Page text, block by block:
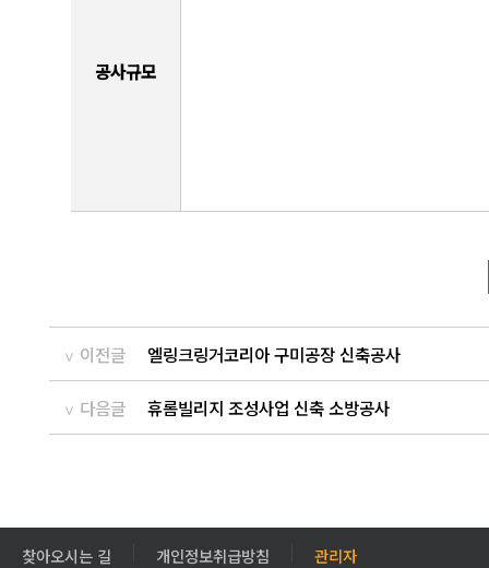
공사규모
이전글 엘링크링거코리아 구미공장 신축공사
다음글 휴롬빌리지 조성사업 신축 소방공사
찾아오시는 길 개인정보취급방침 관리자